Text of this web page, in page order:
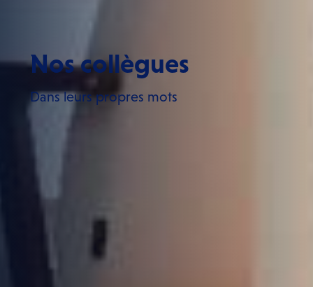
Nos collègues
Dans leurs propres mots